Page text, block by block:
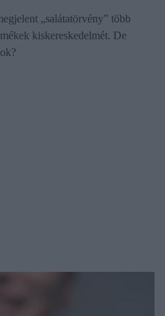
„salátatörvény” több
kiskereskedelmét. De